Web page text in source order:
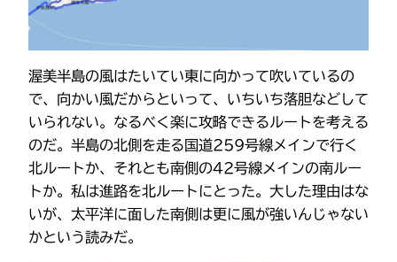
渥美半島の風はたいてい東に向かって吹いているの
で、向かい風だからといって、いちいち落胆などして
いられない。なるべく楽に攻略できるルートを考える
のだ。半島の北側を走る国道259号線メインで行く
北ルートか、それとも南側の42号線メインの南ルー
トか。私は進路を北ルートにとった。大した理由はな
いが、太平洋に面した南側は更に風が強いんじゃない
かという読みだ。